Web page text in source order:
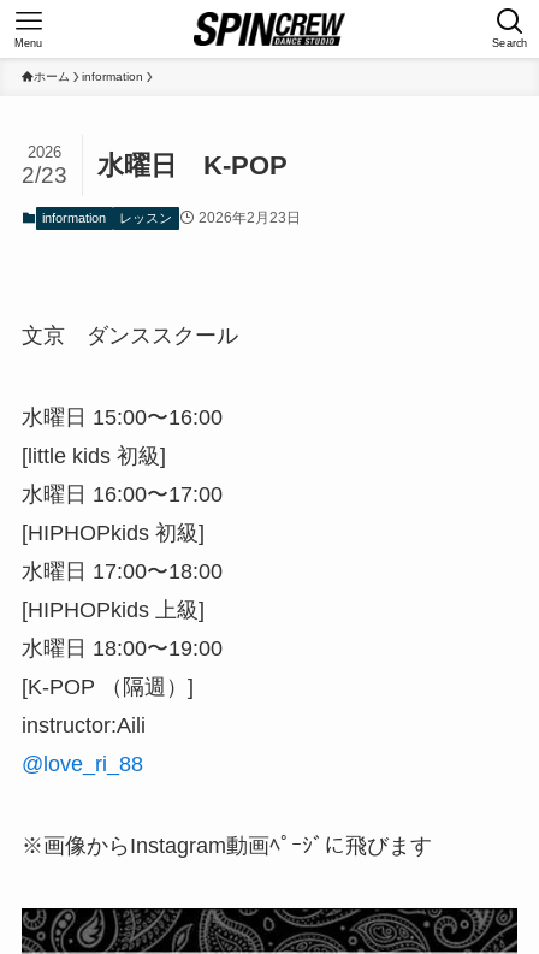
Search
Menu
ホーム information
水曜日 K-POP
2026
2/23
information レッスン 2026年2月23日
文京 ダンススクール
水曜日 15:00〜16:00
[little kids 初級]
水曜日 16:00〜17:00
[HIPHOPkids 初級]
水曜日 17:00〜18:00
[HIPHOPkids 上級]
水曜日 18:00〜19:00
[K-POP （隔週）]
instructor:Aili
@love_ri_88
※画像からInstagram動画ﾍﾟｰｼﾞに飛びます